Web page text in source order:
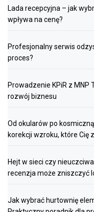
Lada recepcyjna – jak
wpływa na cenę?
Profesjonalny serwis
proces?
Prowadzenie KPiR z MNP
rozwój biznesu
Od okularów po
korekcji wzroku, które Cię
Hejt w sieci czy
recenzja może zniszczyć
Jak wybrać hurtownię